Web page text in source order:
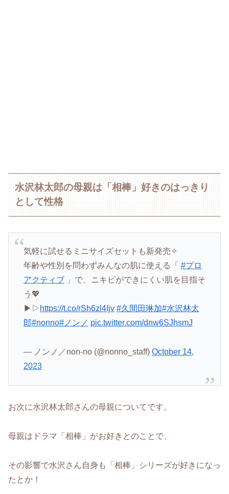
水沢林太郎の母親は「相棒」好きのはっきり
として性格
気軽に試せるミニサイズセットも新発売✧
年齢や性別を問わずみんなの肌に使える「 #プロ
アクティブ」で、ニキビができにくい肌を目指そ
う💖
▶▷ https://t.co/rSh6zl4Ijv #久間田琳加#水沢林太
郎#nonno#ノンノ pic.twitter.com/dnw6SJhsmJ
— ノンノ／non-no (@nonno_staff) October 14,
2023
お次に水沢林太郎さんの母親についてです。
母親はドラマ「相棒」がお好きとのことで、
その影響で水沢さん自身も「相棒」シリーズが好きになっ
たとか！